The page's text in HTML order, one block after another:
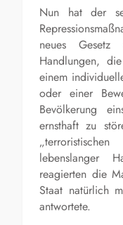
Nun hat der
neues Gesetz
Handlungen,
einem
oder einer
Bevölkerung
ernsthaft zu
lebenslanger
reagierten die
Staat natürlich
antwortete.